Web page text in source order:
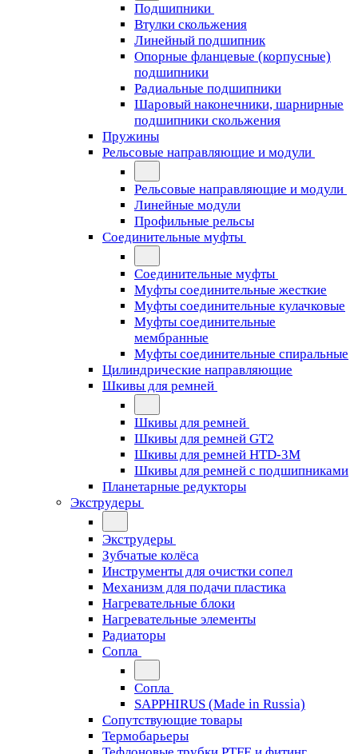
Подшипники
Втулки скольжения
Линейный подшипник
Опорные фланцевые (корпусные)
подшипники
Радиальные подшипники
Шаровый наконечники, шарнирные
подшипники скольжения
Пружины
Рельсовые направляющие и модули
Рельсовые направляющие и модули
Линейные модули
Профильные рельсы
Соединительные муфты
Соединительные муфты
Муфты соединительные жесткие
Муфты соединительные кулачковые
Муфты соединительные
мембранные
Муфты соединительные спиральные
Цилиндрические направляющие
Шкивы для ремней
Шкивы для ремней
Шкивы для ремней GT2
Шкивы для ремней HTD-3M
Шкивы для ремней с подшипниками
Планетарные редукторы
Экструдеры
Экструдеры
Зубчатые колёса
Инструменты для очистки сопел
Механизм для подачи пластика
Нагревательные блоки
Нагревательные элементы
Радиаторы
Сопла
Сопла
SAPPHIRUS (Made in Russia)
Сопутствующие товары
Термобарьеры